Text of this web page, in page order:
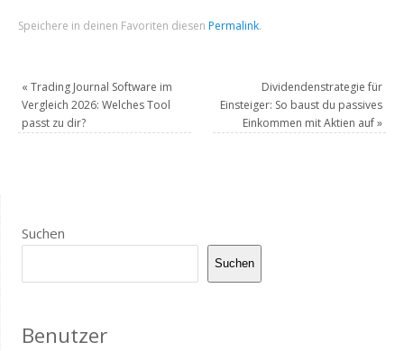
Speichere in deinen Favoriten diesen Permalink.
« Trading Journal Software im
Vergleich 2026: Welches Tool
passt zu dir?
Dividendenstrategie für
Einsteiger: So baust du passives
Einkommen mit Aktien auf»
Suchen
Suchen
Benutzer